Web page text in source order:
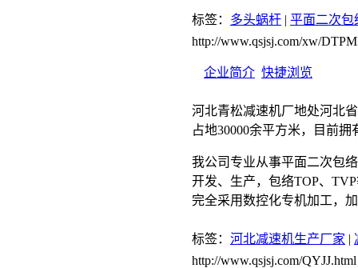
标签： 多头蜗杆 | 平面二次包
http://www.qsjsj.com/xw/
企业简介 快捷浏览
河北青松减速机厂地处河北
占地30000余平方米，目前
我公司专业从事平面二次包
开发、生产，包络TOP、
完全采用数控化专机加工，
标签： 河北减速机生产厂家 |
http://www.qsjsj.com/QYJJ.html